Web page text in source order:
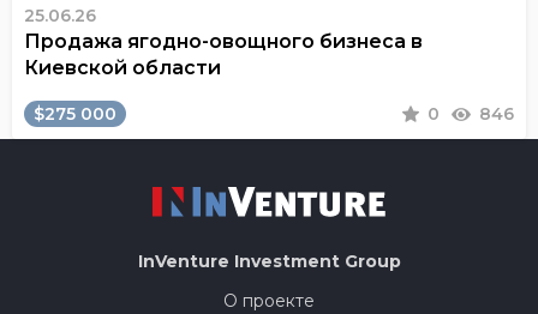
25.06.26
Продажа ягодно-овощного бизнеса в
Киевской области
$275 000 0 846
InVenture Investment Group
О проекте